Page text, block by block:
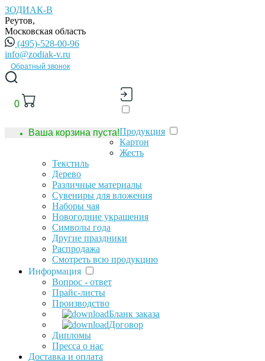
ЗОДИАК-В
Реутов,
Московская область
(495)-528-00-96
info@zodiak-v.ru
Обратный звонок
0
Ваша корзина пуста!Продукция
Картон
Жесть
Текстиль
Дерево
Различные материалы
Сувениры для вложения
Наборы чая
Новогодние украшения
Символы года
Другие праздники
Распродажа
Смотреть всю продукцию
Информация
Вопрос - ответ
Прайс-листы
Производство
Бланк заказа
Договор
Дипломы
Пресса о нас
Доставка и оплата